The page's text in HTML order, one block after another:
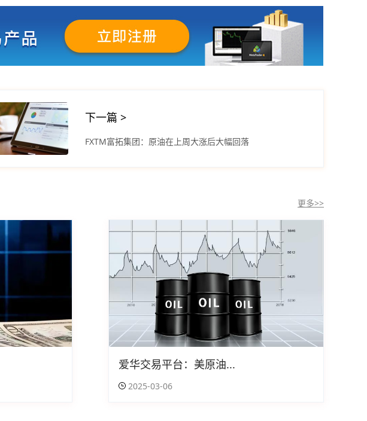
下一篇 >
FXTM富拓集团：原油在上周大涨后大幅回落
更多>>
爱华交易平台：美原油...
2025-03-06